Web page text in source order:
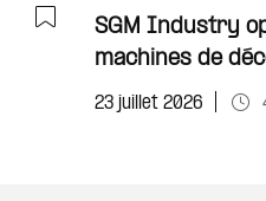
Ajouter à ma
SGM Industry
machines de
23 juillet 2026